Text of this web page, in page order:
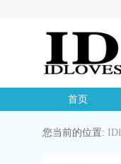
首页
您当前的位置: